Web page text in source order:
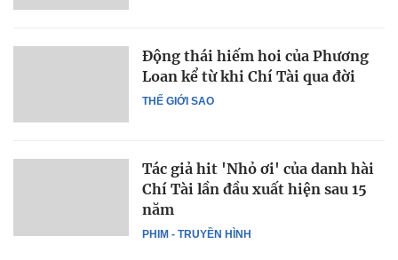
THẾ GIỚI SAO
Động thái hiếm hoi của Phương
Loan kể từ khi Chí Tài qua đời
PHIM - TRUYỀN HÌNH
Tác giả hit 'Nhỏ ơi' của danh hài
Chí Tài lần đầu xuất hiện sau 15
năm